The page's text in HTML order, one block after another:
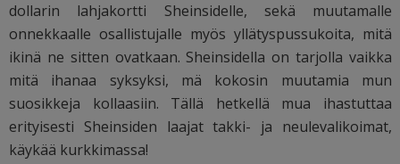
dollarin lahjakortti Sheinsidelle, sekä muutamalle
onnekkaalle osallistujalle myös yllätyspussukoita, mitä
ikinä ne sitten ovatkaan. Sheinsidella on tarjolla vaikka
mitä ihanaa syksyksi, mä kokosin muutamia mun
suosikkeja kollaasiin. Tällä hetkellä mua ihastuttaa
erityisesti Sheinsiden laajat takki- ja neulevalikoimat,
käykää kurkkimassa!